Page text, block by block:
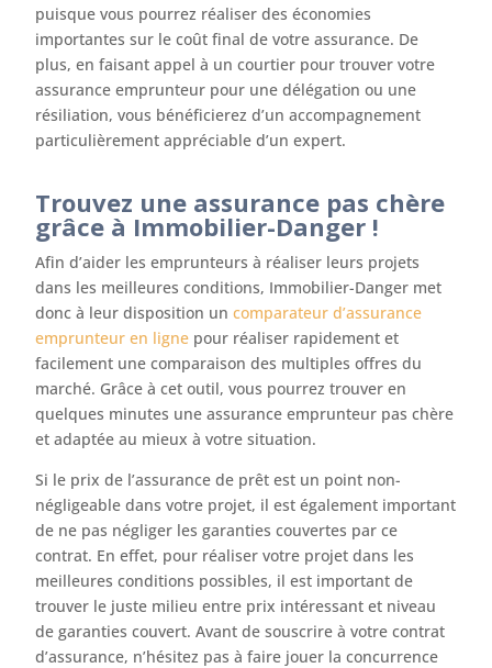
puisque vous pourrez réaliser des économies
importantes sur le coût final de votre assurance. De
plus, en faisant appel à un courtier pour trouver votre
assurance emprunteur pour une délégation ou une
résiliation, vous bénéficierez d’un accompagnement
particulièrement appréciable d’un expert.
Trouvez une assurance pas chère
grâce à Immobilier-Danger !
Afin d’aider les emprunteurs à réaliser leurs projets
dans les meilleures conditions, Immobilier-Danger met
donc à leur disposition uncomparateur d’assurance
emprunteur en ligne pour réaliser rapidement et
facilement une comparaison des multiples offres du
marché. Grâce à cet outil, vous pourrez trouver en
quelques minutes une assurance emprunteur pas chère
et adaptée au mieux à votre situation.
Si le prix de l’assurance de prêt est un point non-
négligeable dans votre projet, il est également important
de ne pas négliger les garanties couvertes par ce
contrat. En effet, pour réaliser votre projet dans les
meilleures conditions possibles, il est important de
trouver le juste milieu entre prix intéressant et niveau
de garanties couvert. Avant de souscrire à votre contrat
d’assurance, n’hésitez pas à faire jouer la concurrence